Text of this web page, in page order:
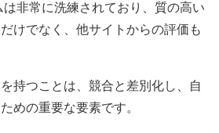
非常に洗練されており、質の高い
けでなく、他サイトからの評価も
持つことは、競合と差別化し、自
めの重要な要素です。